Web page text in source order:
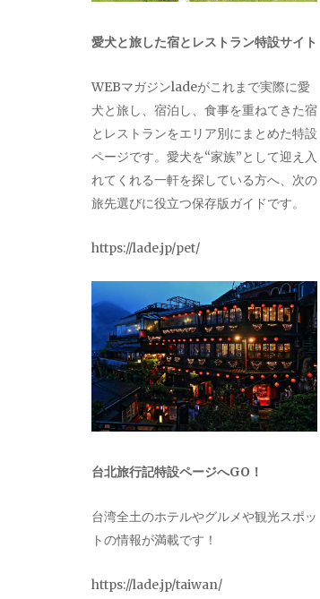
愛犬と旅した宿とレストラン特設サイト
WEBマガジンladeがこれまで実際に愛
犬と旅し、宿泊し、食事を重ねてきた宿
とレストランをエリア別にまとめた特設
ページです。愛犬を“家族”として迎え入
れてくれる一軒を探している方へ、次の
旅先選びに役立つ保存版ガイドです。
https://lade.jp/pet/
台北旅行記特設ページへGO！
台湾全土のホテルやグルメや観光スポッ
トの情報が満載です！
https://lade.jp/taiwan/